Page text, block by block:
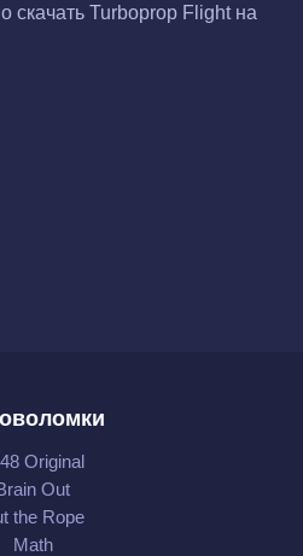
скачать Turboprop Flight на
Original
Out
the Rope
Math